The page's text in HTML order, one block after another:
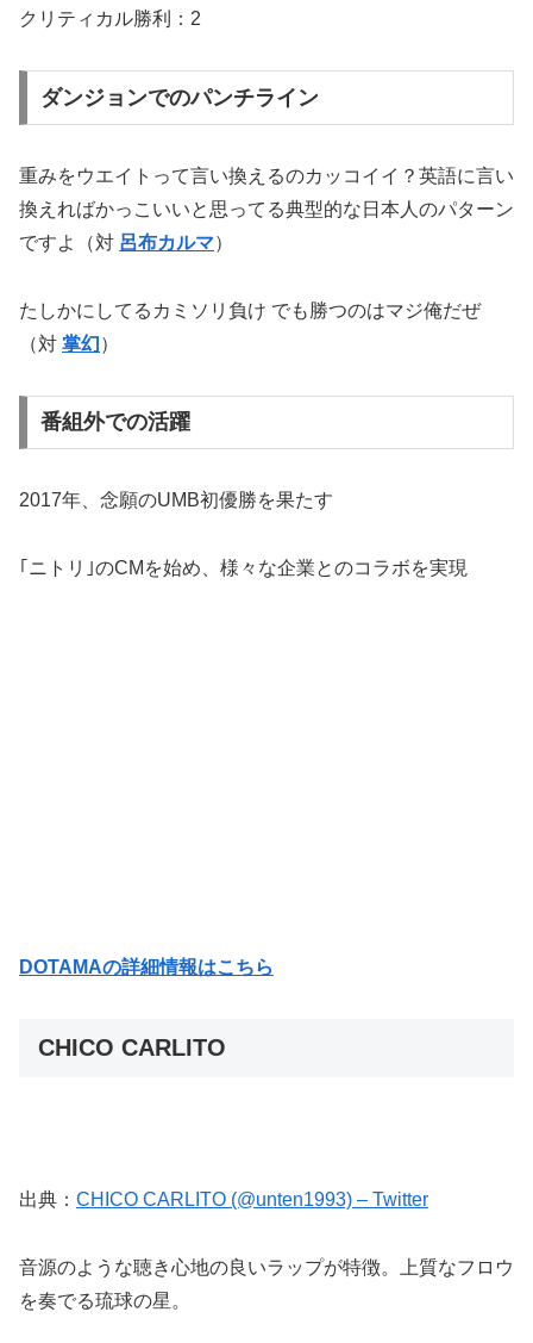
クリティカル勝利：2
ダンジョンでのパンチライン
重みをウエイトって言い換えるのカッコイイ？英語に言い
換えればかっこいいと思ってる典型的な日本人のパターン
ですよ（対 呂布カルマ）
たしかにしてるカミソリ負け でも勝つのはマジ俺だぜ
（対 掌幻）
番組外での活躍
2017年、念願のUMB初優勝を果たす
｢ニトリ｣のCMを始め、様々な企業とのコラボを実現
DOTAMAの詳細情報はこちら
CHICO CARLITO
出典： CHICO CARLITO (@unten1993) – Twitter
音源のような聴き心地の良いラップが特徴。上質なフロウ
を奏でる琉球の星。